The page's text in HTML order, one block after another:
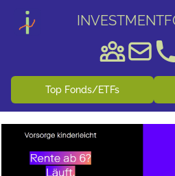
Top Fonds/ETFs